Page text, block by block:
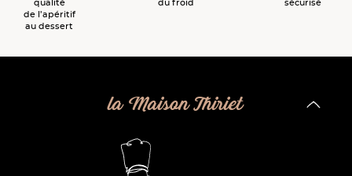
qualité
de l’apéritif
au dessert
du froid
sécurisé
la Maison Thiriet